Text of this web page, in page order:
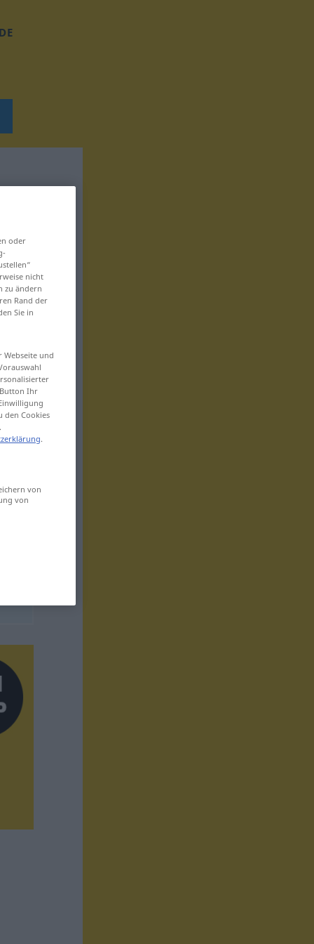
oder
nicht
zu ändern
Rand der
Sie in
und
Ihr
den Cookies
.
von
von